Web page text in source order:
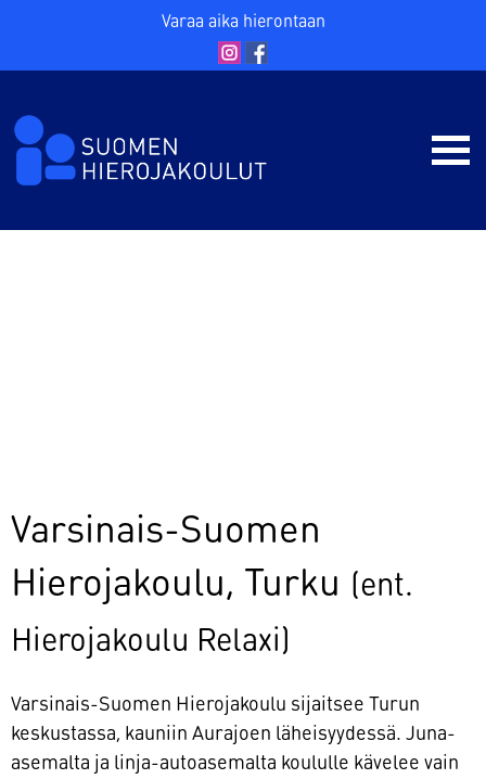
Varaa aika hierontaan
Varsinais-Suomen
Hierojakoulu, Turku (ent.
Hierojakoulu Relaxi)
Varsinais-Suomen Hierojakoulu sijaitsee Turun
keskustassa, kauniin Aurajoen läheisyydessä. Juna-
asemalta ja linja-autoasemalta koululle kävelee vain